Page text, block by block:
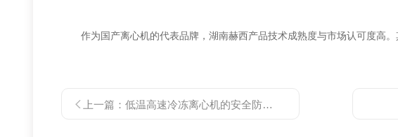
作为国产离心机的代表品牌，湖南赫西产品技术成熟度与市场认可度高。
上一篇：低温高速冷冻离心机的安全防护机制